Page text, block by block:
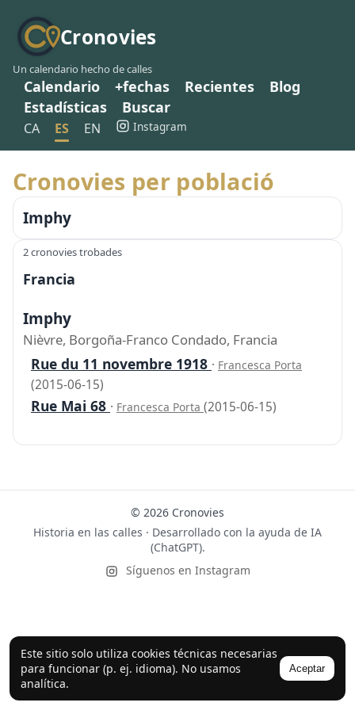
Cronovies
Un calendario hecho de calles
Calendario +fechas Recientes
Blog
Estadísticas
Buscar
CA ES EN Instagram
Este sitio solo utiliza cookies técnicas necesarias
para funcionar (p. ej. idioma). No usamos
analítica.
Aceptar
Cronovies per població
Imphy
2 cronovies trobades
Francia
Imphy
Nièvre, Borgoña-Franco Condado, Francia
Rue du 11 novembre 1918 · Francesca Porta
(2015-06-15)
Rue Mai 68 · Francesca Porta (2015-06-15)
© 2026 Cronovies
Historia en las calles · Desarrollado con la ayuda de IA
(ChatGPT).
Síguenos en Instagram